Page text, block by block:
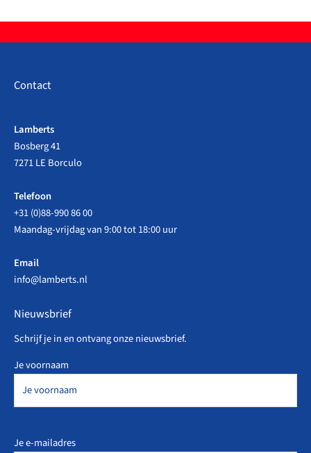
Contact
Lamberts
Bosberg 41
7271 LE Borculo
Telefoon
+31 (0)88-990 86 00
Maandag-vrijdag van 9:00 tot 18:00 uur
Email
info@lamberts.nl
Nieuwsbrief
Schrijf je in en ontvang onze nieuwsbrief.
Je voornaam
Je e-mailadres